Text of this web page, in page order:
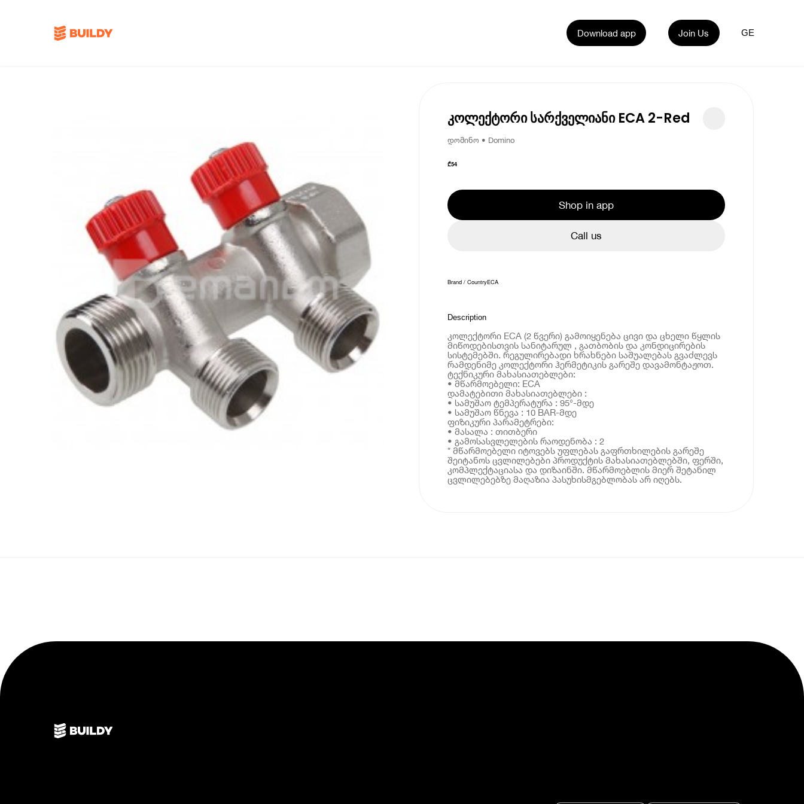
Download app Join Us GE
კოლექტორი სარქველიანი ECA 2-Red
დომინო • Domino
₾54
Shop in app
Call us
Brand / CountryECA
Description
კოლექტორი ECA (2 წვერი) გამოიყენება ცივი და ცხელი წყლის
მიწოდებისთვის სანიტარულ , გათბობის და კონდიცირების
სისტემებში. რეგულირებადი ხრახნები საშუალებას გვაძლევს
რამდენიმე კოლექტორი ჰერმეტიკის გარეშე დავამონტაჟოთ.
ტექნიკური მახასიათებლები:
• მწარმოებელი: ECA
დამატებითი მახასიათებლები :
• სამუშაო ტემპერატურა : 95°-მდე
• სამუშაო წნევა : 10 BAR-მდე
ფიზიკური პარამეტრები:
• მასალა : თითბერი
• გამოსასვლელების რაოდენობა : 2
* მწარმოებელი იტოვებს უფლებას გაფრთხილების გარეშე
შეიტანოს ცვლილებები პროდუქტის მახასიათებლებში, ფერში,
კომპლექტაციასა და დიზაინში. მწარმოებლის მიერ შეტანილ
ცვლილებებზე მაღაზია პასუხისმგებლობას არ იღებს.